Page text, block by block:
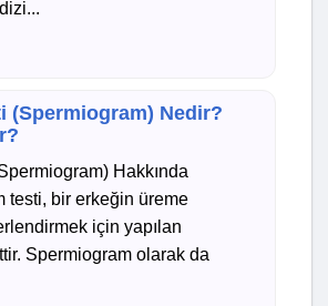
(Spermiogram) Nedir?
Hakkında
testi, bir erkeğin üreme
için yapılan
Spermiogram olarak da